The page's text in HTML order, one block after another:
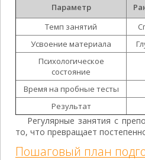
Параметр
Темп занятий
Усвоение материала
Психологическое
состояние
Время на пробные тесты
Результат
Регулярные занятия с
то, что превращает
Пошаговый план